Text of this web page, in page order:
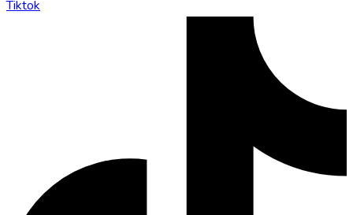
Tiktok